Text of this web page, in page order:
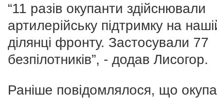
“11 разів окупанти здійснювали
артилерійську підтримку на
ділянці фронту. Застосували 77
безпілотників”, - додав Лисогор.
Раніше повідомлялося, що